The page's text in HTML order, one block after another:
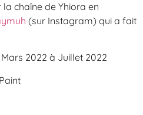
chaîne de Yhiora en
(sur Instagram) qui a fait
2022 à Juillet 2022